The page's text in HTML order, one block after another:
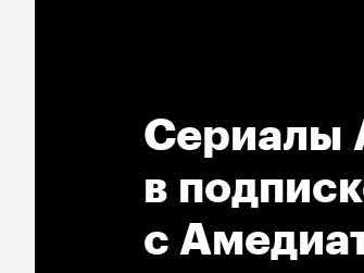
Сериалы
в
с